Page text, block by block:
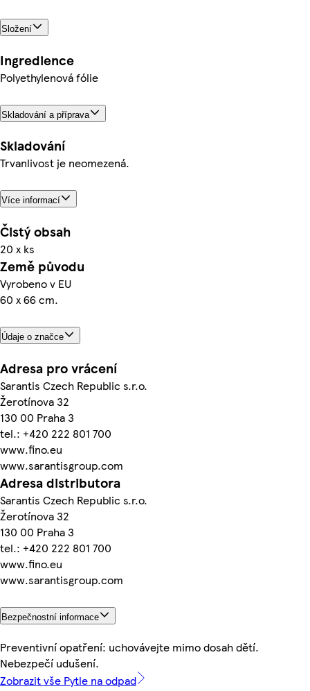
Složení
Ingredience
Polyethylenová fólie
Skladování a příprava
Skladování
Trvanlivost je neomezená.
Více informací
Čistý obsah
20 x ks
Země původu
Vyrobeno v EU
60 x 66 cm.
Údaje o značce
Adresa pro vrácení
Sarantis Czech Republic s.r.o.
Žerotínova 32
130 00 Praha 3
tel.: +420 222 801 700
www.fino.eu
www.sarantisgroup.com
Adresa distributora
Sarantis Czech Republic s.r.o.
Žerotínova 32
130 00 Praha 3
tel.: +420 222 801 700
www.fino.eu
www.sarantisgroup.com
Bezpečnostní informace
Preventivní opatření: uchovávejte mimo dosah dětí.
Nebezpečí udušení.
Zobrazit vše Pytle na odpad